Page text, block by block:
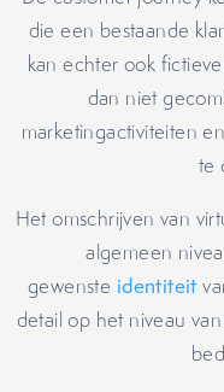
die een bestaande
kan echter ook
dan niet
marketingactiviteiten
te
Het omschrijven van
algemeen
gewenste identiteit
detail op het niveau